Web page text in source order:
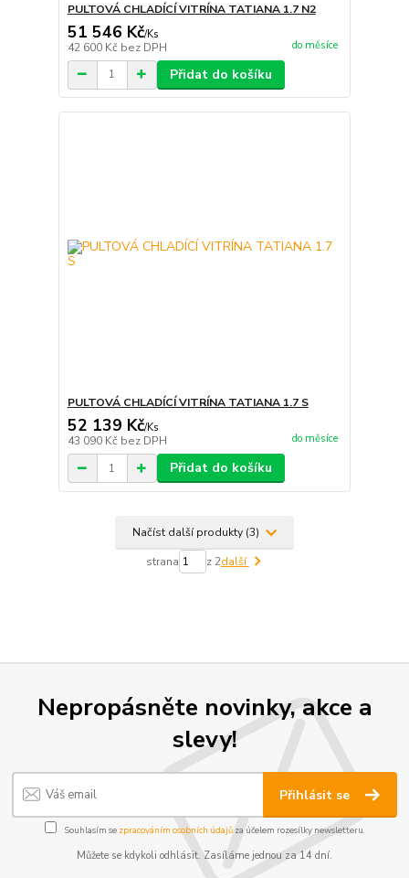
PULTOVÁ CHLADÍCÍ VITRÍNA TATIANA 1.7 N2
51 546 Kč/Ks
42 600 Kč bez DPH do měsíce
Přidat do košíku
PULTOVÁ CHLADÍCÍ VITRÍNA TATIANA 1.7 S
52 139 Kč/Ks
43 090 Kč bez DPH do měsíce
Přidat do košíku
Načíst další produkty (3)
strana z 2další
Nepropásněte novinky, akce a
slevy!
Přihlásit se
Souhlasím se zpracováním osobních údajůza účelem rozesílky newsletteru.
Můžete se kdykoli odhlásit. Zasíláme jednou za 14 dní.